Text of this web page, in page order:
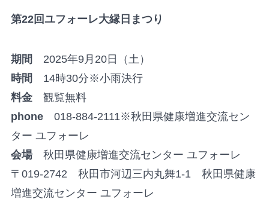
第22回ユフォーレ大縁日まつり
期間 2025年9月20日（土）
時間 14時30分※小雨決行
料金観覧無料
phone018-884-2111※秋田県健康増進交流セン
ター ユフォーレ
会場秋田県健康増進交流センター ユフォーレ
〒019-2742 秋田市河辺三内丸舞1-1 秋田県健康
増進交流センター ユフォーレ